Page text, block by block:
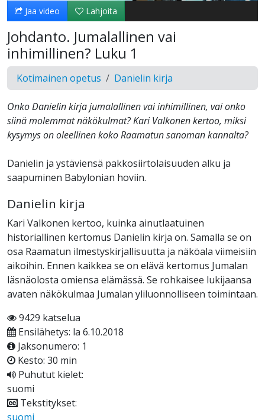
Jaa video Lahjoita
Johdanto. Jumalallinen vai
inhimillinen? Luku 1
Kotimainen opetus Danielin kirja
Onko Danielin kirja jumalallinen vai inhimillinen, vai onko
siinä molemmat näkökulmat? Kari Valkonen kertoo, miksi
kysymys on oleellinen koko Raamatun sanoman kannalta?
Danielin ja ystäviensä pakkosiirtolaisuuden alku ja
saapuminen Babylonian hoviin.
Danielin kirja
Kari Valkonen kertoo, kuinka ainutlaatuinen
historiallinen kertomus Danielin kirja on. Samalla se on
osa Raamatun ilmestyskirjallisuutta ja näköala viimeisiin
aikoihin. Ennen kaikkea se on elävä kertomus Jumalan
läsnäolosta omiensa elämässä. Se rohkaisee lukijaansa
avaten näkökulmaa Jumalan yliluonnolliseen toimintaan.
9429 katselua
Ensilähetys: la 6.10.2018
Jaksonumero: 1
Kesto: 30 min
Puhutut kielet:
suomi
Tekstitykset:
suomi